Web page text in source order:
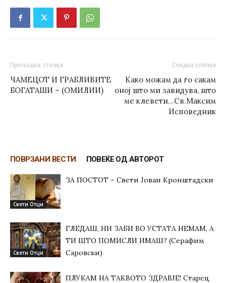
Претходна статија
ЧАМЕЦОТ И ГРАБЛИВИТЕ
БОГАТАШИ – (ОМИЛИИ)
Следна статија
Како можам да го сакам
оној што ми завидува, што
ме клевети…Св.Максим
Исповедник
ПОВРЗАНИ ВЕСТИ ПОВЕЌЕ ОД АВТОРОТ
Свети Отци
ЗА ПОСТОТ – Свети Јован Кронштадски
Свети Отци
ГЛЕДАШ, НИ ЗАБИ ВО УСТАТА НЕМАМ, А
ТИ ШТО ПОМИСЛИ ИМАШ? (Серафим
Саровски)
ПЛУКАМ НА ТАКВОТО ЗДРАВЈЕ! Старец